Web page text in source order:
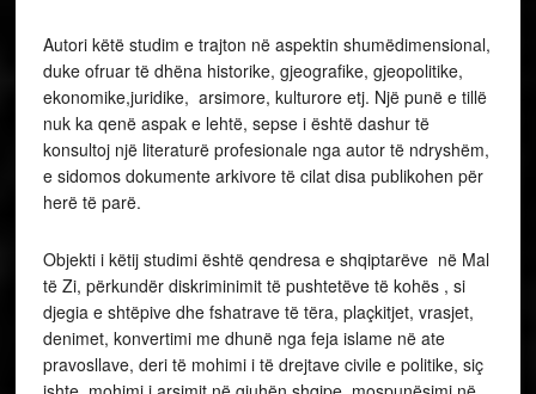
Autori këtë studim e trajton në aspektin shumëdimensional,
duke ofruar të dhëna historike, gjeografike, gjeopolitike,
ekonomike,juridike, arsimore, kulturore etj. Një punë e tillë
nuk ka qenë aspak e lehtë, sepse i është dashur të
konsultoj një literaturë profesionale nga autor të ndryshëm,
e sidomos dokumente arkivore të cilat disa publikohen për
herë të parë.
Objekti i këtij studimi është qendresa e shqiptarëve në Mal
të Zi, përkundër diskriminimit të pushtetëve të kohës , si
djegia e shtëpive dhe fshatrave të tëra, plaçkitjet, vrasjet,
denimet, konvertimi me dhunë nga feja islame në ate
pravosllave, deri të mohimi i të drejtave civile e politike, siç